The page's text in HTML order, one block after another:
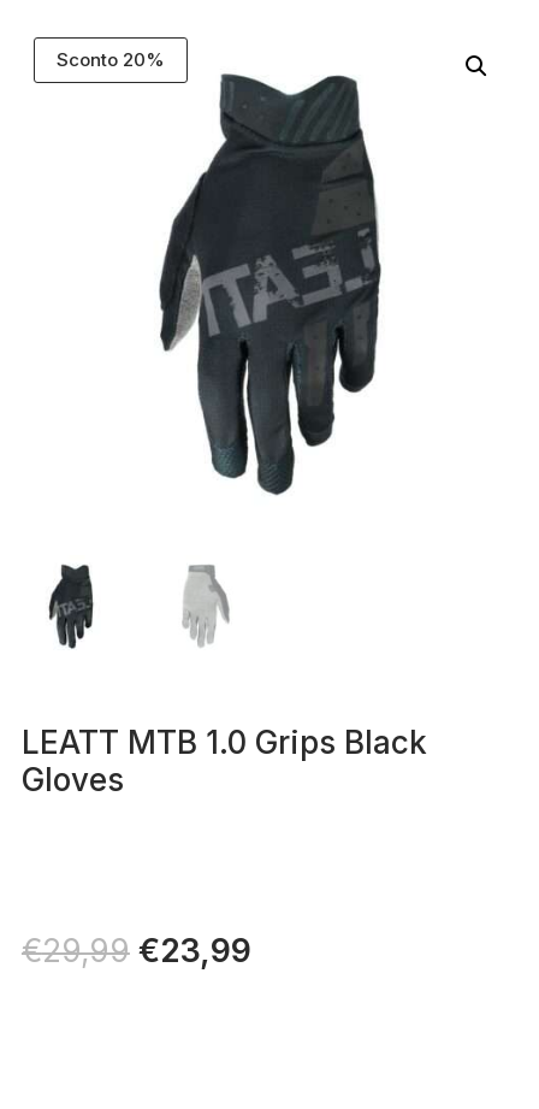
Sconto 20%
LEATT MTB 1.0 Grips Black
Gloves
€29,99 Il
prezzo
€23,99Il